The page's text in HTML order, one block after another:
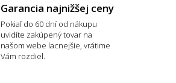
Garancia najnižšej ceny
Pokiaľ do 60 dní od nákupu
uvidíte zakúpený tovar na
našom webe lacnejšie, vrátime
Vám rozdiel.